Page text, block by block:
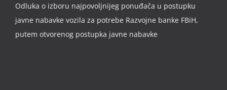
Odluka o izboru najpovoljnijeg ponuđača u postupku
javne nabavke vozila za potrebe Razvojne banke FBiH,
putem otvorenog postupka javne nabavke